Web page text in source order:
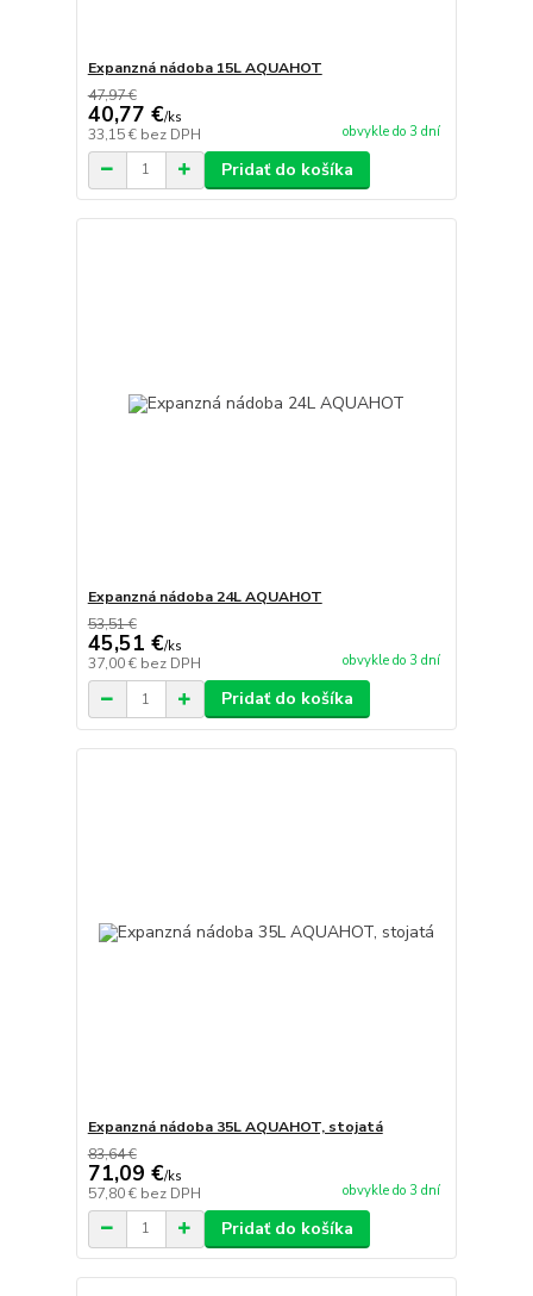
Expanzná nádoba 15L AQUAHOT
47,97 €
40,77 €/ks
33,15 € bez DPH obvykle do 3 dní
Pridať do košíka
Expanzná nádoba 24L AQUAHOT
53,51 €
45,51 €/ks
37,00 € bez DPH obvykle do 3 dní
Pridať do košíka
Expanzná nádoba 35L AQUAHOT, stojatá
83,64 €
71,09 €/ks
57,80 € bez DPH obvykle do 3 dní
Pridať do košíka